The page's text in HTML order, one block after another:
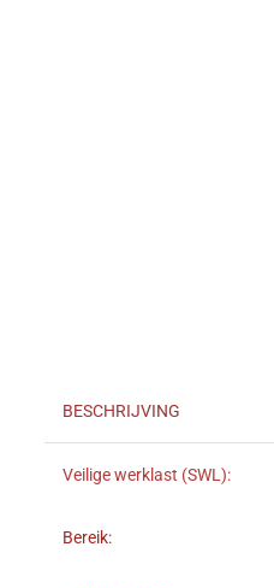
BESCHRIJVING
Veilige werklast (SWL):
Bereik: